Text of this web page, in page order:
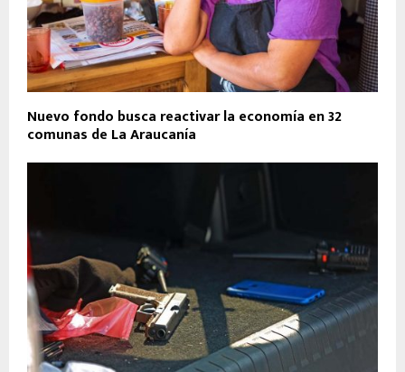
Nuevo fondo busca reactivar la economía en 32
comunas de La Araucanía